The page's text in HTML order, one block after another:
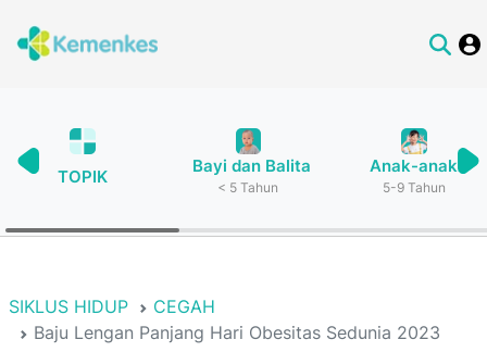
TOPIK
Bayi dan Balita
< 5 Tahun
Anak-anak
5-9 Tahun
SIKLUS HIDUP
CEGAH
Baju Lengan Panjang Hari Obesitas Sedunia 2023